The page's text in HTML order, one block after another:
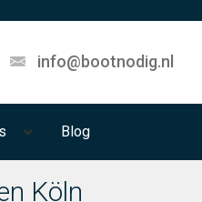
info@bootnodig.nl
Blog
Köln